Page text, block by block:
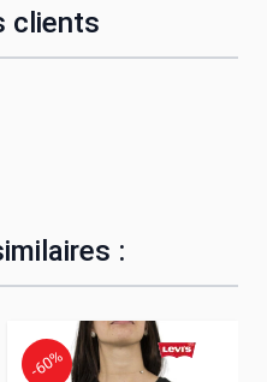
clients
:
-60%